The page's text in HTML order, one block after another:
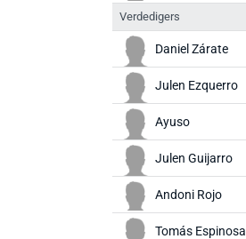
Verdedigers
Daniel Zárate
Julen Ezquerro
Ayuso
Julen Guijarro
Andoni Rojo
Tomás Espinosa